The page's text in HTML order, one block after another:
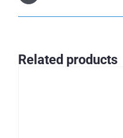
Related products